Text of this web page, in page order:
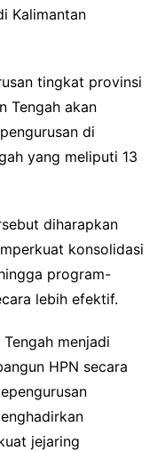
Kalimantan
tingkat provinsi
Tengah akan
di
yang meliputi 13
diharapkan
konsolidasi
program-
lebih efektif.
menjadi
HPN secara
jejaring